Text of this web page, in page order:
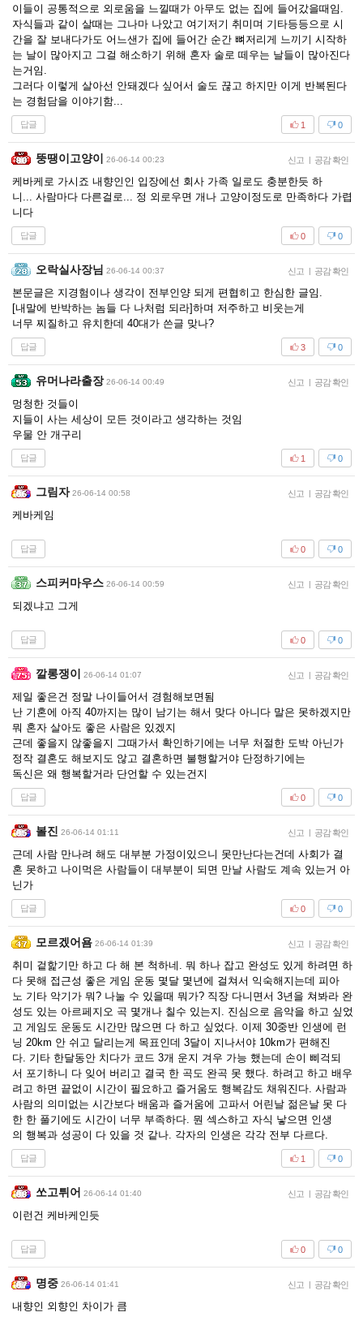
이들이 공통적으로 외로움을 느낄때가 아무도 없는 집에 들어갔을때임.
자식들과 같이 살때는 그나마 나았고 여기저기 취미며 기타등등으로 시
간을 잘 보내다가도 어느샌가 집에 들어간 순간 뼈저리게 느끼기 시작하
는 날이 많아지고 그걸 해소하기 위해 혼자 술로 떼우는 날들이 많아진다
는거임.
그러다 이렇게 살아선 안돼겠다 싶어서 술도 끊고 하지만 이게 반복된다
는 경험담을 이야기함...
답글 0
1
뚱땡이고양이 26-06-14 00:23 신고 | 공감 확인
케바케로 가시죠 내향인인 입장에선 회사 가족 일로도 충분한듯 하
니... 사람마다 다른걸로... 정 외로우면 개나 고양이정도로 만족하다 가렵
니다
답글 0
0
오락실사장님 26-06-14 00:37 신고 | 공감 확인
본문글은 지경험이나 생각이 전부인양 되게 편협히고 한심한 글임.
[내말에 반박하는 놈들 다 나처럼 되라]하며 저주하고 비웃는게
너무 찌질하고 유치한데 40대가 쓴글 맞나?
답글 0
3
유머나라출장 26-06-14 00:49 신고 | 공감 확인
멍청한 것들이
지들이 사는 세상이 모든 것이라고 생각하는 것임
우물 안 개구리
답글 0
1
그림자 26-06-14 00:58 신고 | 공감 확인
케바케임
답글 0
0
스피커마우스 26-06-14 00:59 신고 | 공감 확인
되겠냐고 그게
답글 0
0
깔롱쟁이 26-06-14 01:07 신고 | 공감 확인
제일 좋은건 정말 나이들어서 경험해보면됨
난 기혼에 아직 40까지는 많이 남기는 해서 맞다 아니다 말은 못하겠지만
뭐 혼자 살아도 좋은 사람은 있겠지
근데 좋을지 않좋을지 그때가서 확인하기에는 너무 처절한 도박 아닌가
정작 결혼도 해보지도 않고 결혼하면 불행할거야 단정하기에는
독신은 왜 행복할거라 단언할 수 있는건지
답글 0
0
볼진 26-06-14 01:11 신고 | 공감 확인
근데 사람 만나려 해도 대부분 가정이있으니 못만난다는건데 사회가 결
혼 못하고 나이먹은 사람들이 대부분이 되면 만날 사람도 계속 있는거 아
닌가
답글 0
0
모르겠어욤 26-06-14 01:39 신고 | 공감 확인
취미 겉핥기만 하고 다 해 본 척하네. 뭐 하나 잡고 완성도 있게 하려면 하
다 못해 접근성 좋은 게임 운동 몇달 몇년에 걸쳐서 익숙해지는데 피아
노 기타 악기가 뭐? 나눌 수 있을때 뭐가? 직장 다니면서 3년을 쳐봐라 완
성도 있는 아르페지오 곡 몇개나 칠수 있는지. 진심으로 음악을 하고 싶었
고 게임도 운동도 시간만 많으면 다 하고 싶었다. 이제 30중반 인생에 런
닝 20km 안 쉬고 달리는게 목표인데 3달이 지나서야 10km가 편해진
다. 기타 한달동안 치다가 코드 3개 운지 겨우 가능 했는데 손이 삐걱되
서 포기하니 다 잊어 버리고 결국 한 곡도 완곡 못 했다. 하려고 하고 배우
려고 하면 끝없이 시간이 필요하고 즐거움도 행복감도 채워진다. 사람과
사람의 의미없는 시간보다 배움과 즐거움에 고파서 어린날 젊은날 못 다
한 한 풀기에도 시간이 너무 부족하다. 뭔 섹스하고 자식 낳으면 인생
의 행복과 성공이 다 있을 것 같나. 각자의 인생은 각각 전부 다르다.
답글 0
1
쏘고튀어 26-06-14 01:40 신고 | 공감 확인
이런건 케바케인듯
답글 0
0
명중 26-06-14 01:41 신고 | 공감 확인
내향인 외향인 차이가 큼